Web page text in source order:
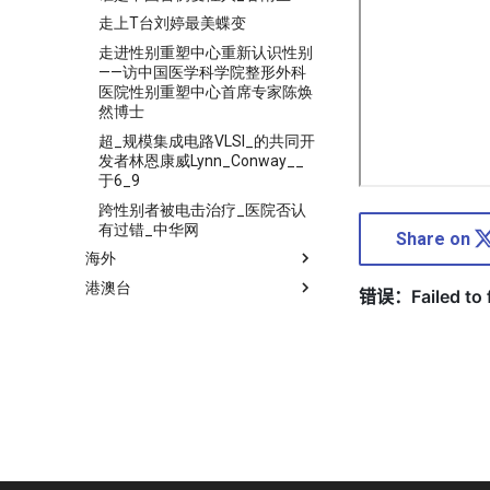
走上T台刘婷最美蝶变
走进性别重塑中心重新认识性别
——访中国医学科学院整形外科
医院性别重塑中心首席专家陈焕
然博士
超_规模集成电路VLSI_的共同开
发者林恩康威Lynn_Conway__
于6_9
跨性别者被电击治疗_医院否认
有过错_中华网
海外
港澳台
Share on